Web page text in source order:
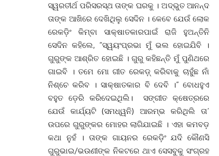
ସ୍ୱରତୀର୍ଥ ପରିସରସ୍ଥ ତାଙ୍କ ଘରକୁ । ଅଦ୍ଭୁତ ଆନନ୍ଦ
ତାଙ୍କ ଆଖିରେ ଦେଖିଥିଲୁ ସେଦିନ । କେବେ ଯେଉଁ ଲୋକ
ରେକଡ଼ିଂ କିମ୍ବା ସାକ୍ଷାତକାରପାଇଁ ରାଜି ହୁଅନ୍ତିନି
ସେଦିନ କହିଲେ, “ସ୍ୱୟଂପ୍ରଭା ମୁଁ ଭଲ ହୋଇଯିବି ।
ଗୁରୁଙ୍କ ଆଶ୍ରିତ ହୋଇଛି । ଗୁରୁ କହିଛନ୍ତି ମୁଁ ପୁଣିଥରେ
ଗାଇବି । ତମେ ମୋ ଗୀତ ରେକଡ଼୍ କରିବାକୁ ଚାହୁଁଛ ନାଁ
ନିଶ୍ଚେ କରିବ । ସାକ୍ଷାତକାର ବି ଦେବି ।” ବୋଧହୁଏ
ବହୁତ ଡ଼େରି କରିଦେଇଥିଲି। ସଙ୍ଗୀତ କ୍ଷେତ୍ରରେ
ଯେଉଁ କାର୍ଯ୍ୟଟି (ସମଧ୍ୱନି) ଆରମ୍ଭ କରିଥିଲି ତା’
ଉପରେ ଗୁରୁଙ୍କର ମୋହର ଲାଗିଯାଇଛି । ଏହା କମବଡ଼
କଥା ନୁହଁ । ତାଙ୍କ ଗାୟନର ରେକଡ଼ିଂ ଯଦି କୌଣସି
ଗୁରୁଭାଇ/ଭଉଣୀଙ୍କ ନିକଟରେ ଥାଏ ସେସବୁକୁ ସଂଗ୍ରହ